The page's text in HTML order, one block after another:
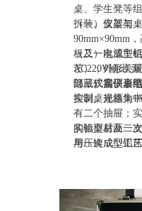
桌、学生凳等
拆装。支架与
（一）仪器架
90mm×90mm
板及一次成型
艺），外形美
隐藏式扁平形
控制。光源集
（二）电源主
AC220V输出,
部，仪器仪表
（三）实训桌
实训桌规格为
有二个抽屉；
的铝型材及一
用压铸成型工
化处理，截面
8mm，端部装
实验桌后面二
与一次成型铝